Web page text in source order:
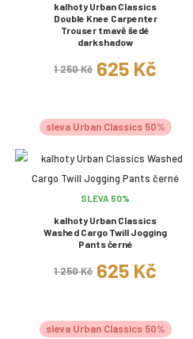
kalhoty Urban Classics
Double Knee Carpenter
Trouser tmavě šedé
darkshadow
1 250 Kč 625 Kč
sleva Urban Classics 50%
SLEVA 50%
kalhoty Urban Classics
Washed Cargo Twill Jogging
Pants černé
1 250 Kč 625 Kč
sleva Urban Classics 50%